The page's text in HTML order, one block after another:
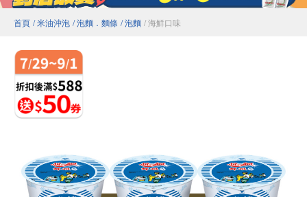
首頁 / 米油沖泡 / 泡麵．麵條 / 泡麵 / 海鮮口味